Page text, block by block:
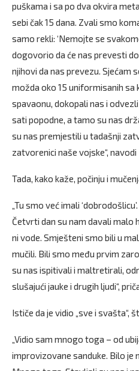
puškama i sa po dva okvira
sebi čak 15 dana. Zvali smo
samo rekli: ‘Nemojte se
dogovorio da će nas prevesti
njihovi da nas prevezu. Sjećam
možda oko 15 uniformisanih sa
spavaonu, dokopali nas i
sati popodne, a tamo su nas
su nas premjestili u tadašnji
zatvorenici naše vojske“, navodi
Tada, kako kaže, počinju i
„Tu smo već imali
Četvrti dan su nam davali malo
ni vode. Smješteni smo bili u
mučili. Bili smo među prvim
su nas ispitivali i maltretirali,
slušajući jauke i drugih ljudi“,
Ističe da je vidio „sve i svašta“,
„Vidio sam mnogo toga – od
improvizovane sanduke. Bilo